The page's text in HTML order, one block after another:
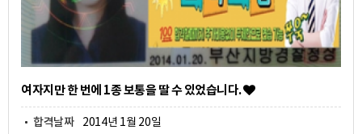
여자지만 한 번에 1종 보통을 딸 수 있었습니다.
합격날짜 2014년 1월 20일